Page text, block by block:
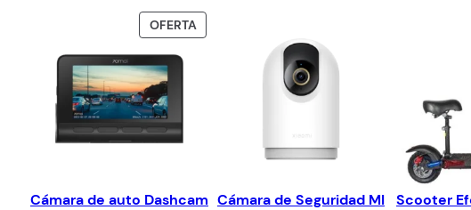
OFERTA
Cámara de auto Dashcam Cámara de Seguridad MI
Scooter